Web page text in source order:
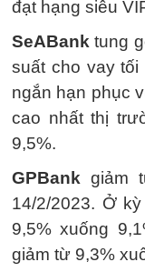
đạt hạng siêu
SeABank tung
suất cho vay
ngắn hạn phục
cao nhất thị
9,5%.
GPBank giảm
14/2/2023. Ở
9,5% xuống
giảm từ 9,3%